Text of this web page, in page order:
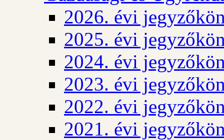
2026. évi
2025. évi
2024. évi
2023. évi
2022. évi
2021. évi